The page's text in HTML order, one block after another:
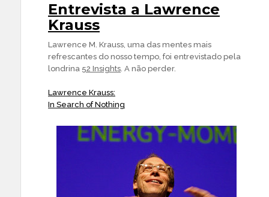
Entrevista a Lawrence
Krauss
Lawrence M. Krauss, uma das mentes mais
refrescantes do nosso tempo, foi entrevistado pela
londrina 52 Insights. A não perder.
Lawrence Krauss:
In Search of Nothing